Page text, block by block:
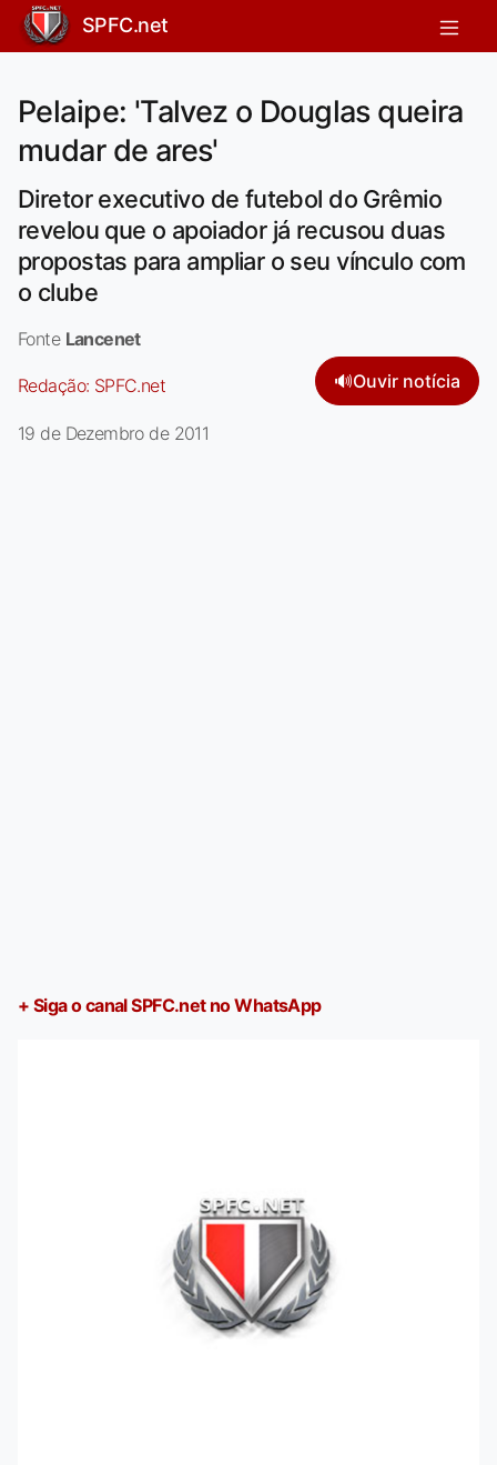
SPFC.net
Pelaipe: 'Talvez o Douglas queira
mudar de ares'
Diretor executivo de futebol do Grêmio
revelou que o apoiador já recusou duas
propostas para ampliar o seu vínculo com
o clube
Fonte Lancenet
Redação: SPFC.net 🔊Ouvir notícia
19 de Dezembro de 2011
+ Siga o canal SPFC.net no WhatsApp